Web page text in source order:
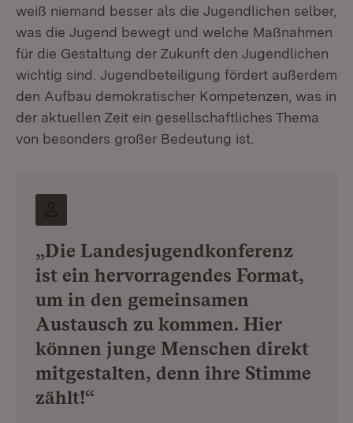
weiß niemand besser als die Jugendlichen selber,
was die Jugend bewegt und welche Maßnahmen
für die Gestaltung der Zukunft den Jugendlichen
wichtig sind. Jugendbeteiligung fördert außerdem
den Aufbau demokratischer Kompetenzen, was in
der aktuellen Zeit ein gesellschaftliches Thema
von besonders großer Bedeutung ist.
„Die Landesjugendkonferenz
ist ein hervorragendes Format,
um in den gemeinsamen
Austausch zu kommen. Hier
können junge Menschen direkt
mitgestalten, denn ihre Stimme
zählt!“